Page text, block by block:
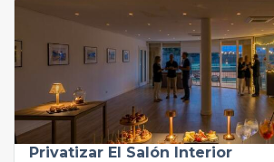
Privatizar El Salón Interior